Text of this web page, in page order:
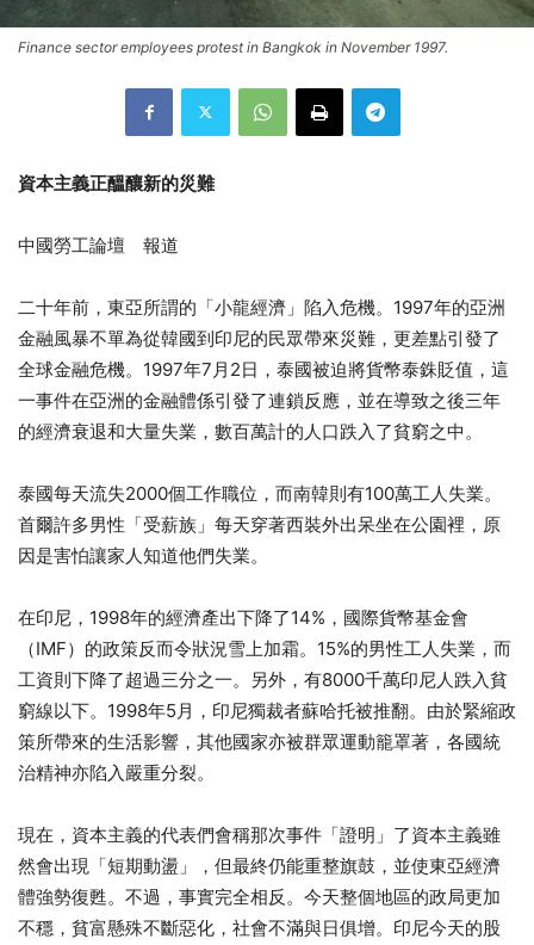
Finance sector employees protest in Bangkok in November 1997.
資本主義正醞釀新的災難
中國勞工論壇 報道
二十年前，東亞所謂的「小龍經濟」陷入危機。1997年的亞洲
金融風暴不單為從韓國到印尼的民眾帶來災難，更差點引發了
全球金融危機。1997年7月2日，泰國被迫將貨幣泰銖貶值，這
一事件在亞洲的金融體係引發了連鎖反應，並在導致之後三年
的經濟衰退和大量失業，數百萬計的人口跌入了貧窮之中。
泰國每天流失2000個工作職位，而南韓則有100萬工人失業。
首爾許多男性「受薪族」每天穿著西裝外出呆坐在公園裡，原
因是害怕讓家人知道他們失業。
在印尼，1998年的經濟產出下降了14%，國際貨幣基金會
（IMF）的政策反而令狀況雪上加霜。15%的男性工人失業，而
工資則下降了超過三分之一。另外，有8000千萬印尼人跌入貧
窮線以下。1998年5月，印尼獨裁者蘇哈托被推翻。由於緊縮政
策所帶來的生活影響，其他國家亦被群眾運動籠罩著，各國統
治精神亦陷入嚴重分裂。
現在，資本主義的代表們會稱那次事件「證明」了資本主義雖
然會出現「短期動盪」，但最終仍能重整旗鼓，並使東亞經濟
體強勢復甦。不過，事實完全相反。今天整個地區的政局更加
不穩，貧富懸殊不斷惡化，社會不滿與日俱增。印尼今天的股